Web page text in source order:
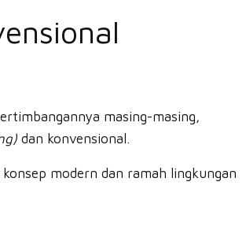
masing-masing,
dan konvensional.
modern dan ramah lingkungan